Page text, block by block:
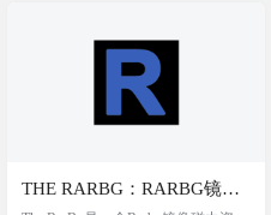
THE RARBG：RARBG镜像